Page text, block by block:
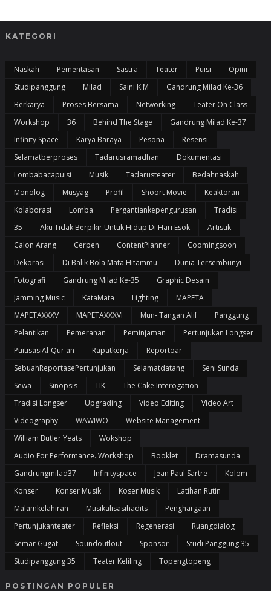
KATEGORI
Naskah Pementasan Sastra Teater Puisi
Opini
Studipanggung
Milad Saini K.m
Gandrung Milad Ke-36
Berkarya
Proses Bersama Networking
Teater On Class
Workshop
36 Behind The Stage
Gandrung Milad Ke-37
Infinity Space
Karya Baraya Pesona
Resensi
Selamatberproses
Tadarusramadhan
Dokumentasi
Lombabacapuisi
Musik Tadarusteater
Bedahnaskah
Monolog
Musyag Profil Shoort Movie
Keaktoran
Kolaborasi
Lomba Pergantiankepengurusan
Tradisi
35
Aku Tidak Berpikir Untuk Hidup Di Hari Esok
Artistik
Calon Arang
Cerpen ContentPlanner
Coomingsoon
Dekorasi
Di Balik Bola Mata Hitammu
Dunia Tersembunyi
Fotografi
Gandrung Milad Ke-35
Graphic Desain
Jamming Music
KataMata Lighting
MAPETA
MAPETAXXXV
MAPETAXXXVI Mun- Tangan Alif
Panggung
Pelantikan
Pemeranan Peminjaman
Pertunjukan Longser
PuitisasiAl-Qur'an
Rapatkerja
Reportoar
SebuahReportasePertunjukan
Selamatdatang
Seni Sunda
Sewa
Sinopsis TIK
The Cake:Interogation
Tradisi Longser
Upgrading Video Editing
Video Art
Videography
WAWIWO
Website Management
William Butler Yeats
Wokshop
Audio For Performance. Workshop
Booklet
Dramasunda
Gandrungmilad37
Infinityspace Jean Paul Sartre
Kolom
Konser
Konser Musik Koser Musik
Latihan Rutin
Malamkelahiran
Musikalisasihadits
Penghargaan
Pertunjukanteater
Refleksi Regenerasi
Ruangdialog
Semar Gugat
Soundoutlout Sponsor
Studi Panggung 35
Studipanggung 35
Teater Keliling Topengtopeng
POSTINGAN POPULER